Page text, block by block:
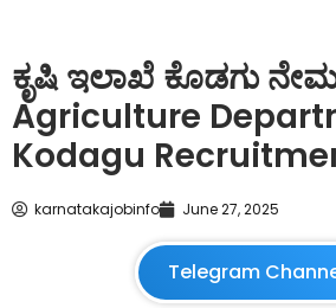
ಕೃಷಿ ಇಲಾಖೆ ಕೊಡಗು
Agriculture
Kodagu
karnatakajobinfo June 27, 2025
Telegram